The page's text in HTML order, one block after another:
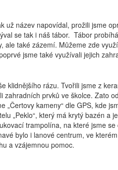
už název napovídal, prožili jsme
se tak i náš tábor. Tábor
ale také zázemí. Můžeme zde
jsme také využívali jejich
klidnějšího rázu. Tvořili jsme z
zahradních prvků ve školce. Zato
„Čertovy kameny“ dle GPS, kde
„Peklo“, který má krytý bazén a
trampolína, na které jsme
bylo i lanové centrum, ve
a vzájemnou pomoc.